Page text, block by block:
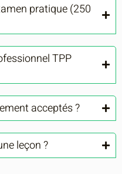
pratique (250
TPP
acceptés ?
leçon ?